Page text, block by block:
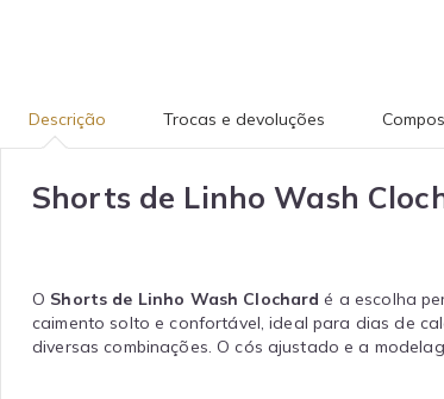
Descrição Trocas e devoluções
Shorts de Linho Wash
O Shorts de Linho Wash Clochard é a escolha
caimento solto e confortável, ideal para dias de
diversas combinações. O cós ajustado e a